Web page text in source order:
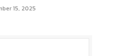
15, 2025